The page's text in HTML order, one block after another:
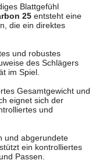
Blattgefühl
25 entsteht eine
die ein direktes
und robustes
des Schlägers
im Spiel.
Gesamtgewicht und
eignet sich der
und
und abgerundete
ein kontrolliertes
Passen.